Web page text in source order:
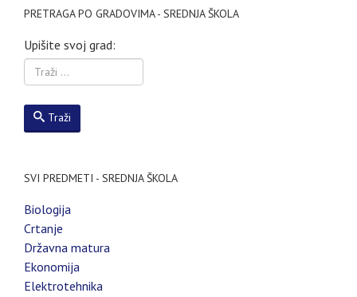
PRETRAGA PO GRADOVIMA - SREDNJA ŠKOLA
Upišite svoj grad:
Traži
SVI PREDMETI - SREDNJA ŠKOLA
Biologija
Crtanje
Državna matura
Ekonomija
Elektrotehnika